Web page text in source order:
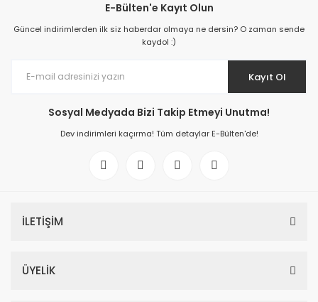
E-Bülten'e Kayıt Olun
Güncel indirimlerden ilk siz haberdar olmaya ne dersin? O zaman sende
kaydol :)
Kayıt Ol
Sosyal Medyada Bizi Takip Etmeyi Unutma!
Dev indirimleri kaçırma! Tüm detaylar E-Bülten'de!
İLETİŞİM
ÜYELİK